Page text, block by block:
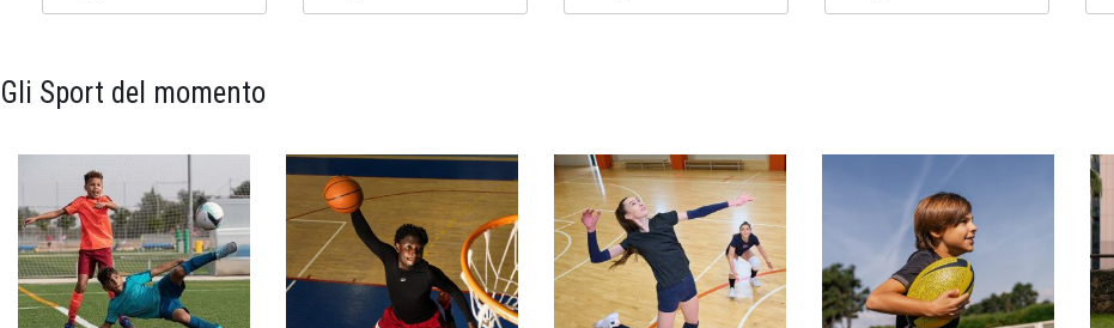
Gli Sport del momento